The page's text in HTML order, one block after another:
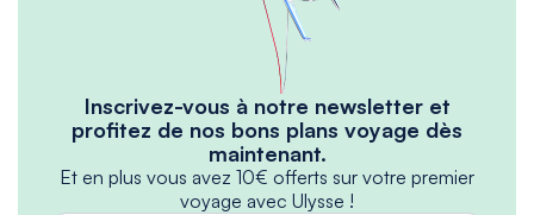
Inscrivez-vous à notre newsletter et
profitez de nos bons plans voyage dès
maintenant.
Et en plus vous avez 10€ offerts sur votre premier
voyage avec Ulysse !